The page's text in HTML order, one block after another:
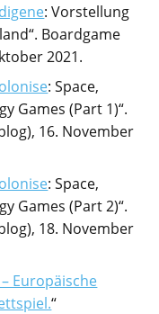
: Vorstellung
Boardgame
2021.
: Space,
Games (Part 1)“.
16. November
: Space,
Games (Part 2)“.
18. November
Europäische
“